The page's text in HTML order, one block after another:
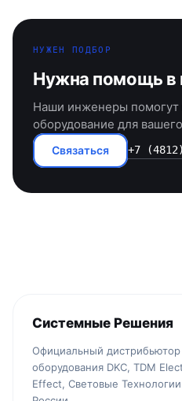
НУЖЕН ПОДБОР
Нужна помощь в
Наши инженеры помогут
оборудование для
Связаться +7
Системные Решения
Официальный дистрибьютор
оборудования DKC, TDM
Effect, Световые